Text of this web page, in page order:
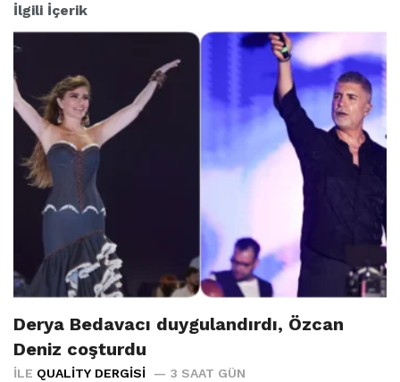
İlgili İçerik
Derya Bedavacı duygulandırdı, Özcan
Deniz coşturdu
İLE QUALITY DERGISI 3 SAAT GÜN